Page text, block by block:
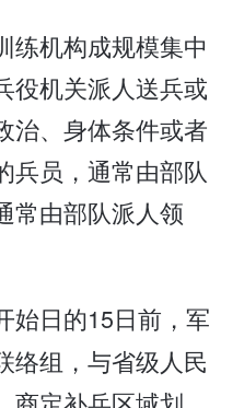
练机构成规模集中
役机关派人送兵或
治、身体条件或者
兵员，通常由部队
常由部队派人领
始日的15日前，军
络组，与省级人民